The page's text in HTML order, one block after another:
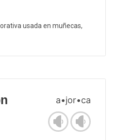
usada en muñecas,
a•jor•ca